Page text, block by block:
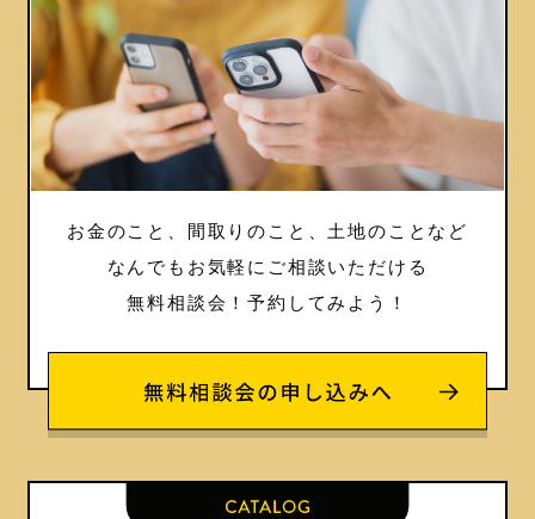
お金のこと、間取りのこと、土地のことなど
なんでもお気軽にご相談いただける
無料相談会！予約してみよう！